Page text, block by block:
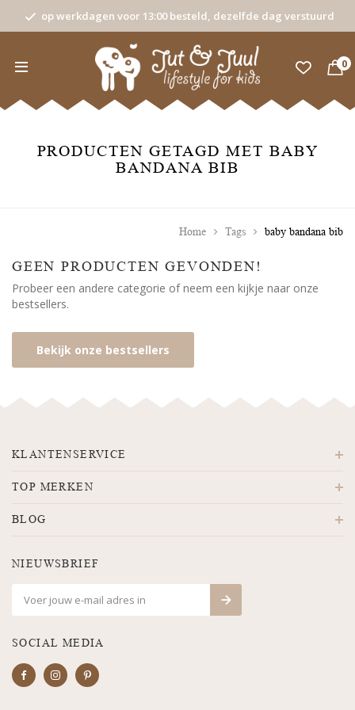
op werkdagen voor 13:00 besteld, dezelfde dag verstuurd
0
PRODUCTEN GETAGD MET BABY
BANDANA BIB
Home Tags baby bandana bib
GEEN PRODUCTEN GEVONDEN!
Probeer een andere categorie of neem een kijkje naar onze
bestsellers.
Bekijk onze bestsellers
KLANTENSERVICE
TOP MERKEN
BLOG
NIEUWSBRIEF
SOCIAL MEDIA